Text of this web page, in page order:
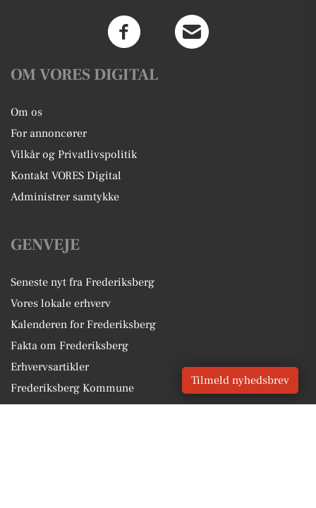
OM VORES DIGITAL
Om os
For annoncører
Vilkår og Privatlivspolitik
Kontakt VORES Digital
Administrer samtykke
GENVEJE
Seneste nyt fra Frederiksberg
Vores lokale erhverv
Kalenderen for Frederiksberg
Fakta om Frederiksberg
Erhvervsartikler
Frederiksberg Kommune
Tilmeld nyhedsbrev